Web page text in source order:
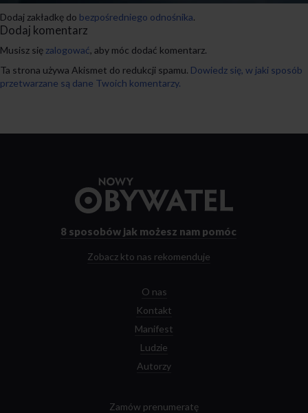
Dodaj zakładkę do bezpośredniego odnośnika.
Dodaj komentarz
Musisz się zalogować, aby móc dodać komentarz.
Ta strona używa Akismet do redukcji spamu. Dowiedz się, w jaki sposób
przetwarzane są dane Twoich komentarzy.
strony
8 sposobów jak możesz nam pomóc
Zobacz kto nas rekomenduje
O nas
Kontakt
Manifest
Ludzie
Autorzy
Zamów prenumeratę